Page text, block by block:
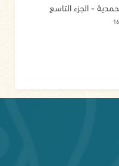
- الجزء التاسع